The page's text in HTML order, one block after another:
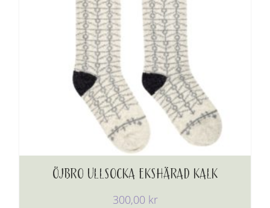
ÖJBRO ULLSOCKA EKSHÄRAD KALK
300,00 kr